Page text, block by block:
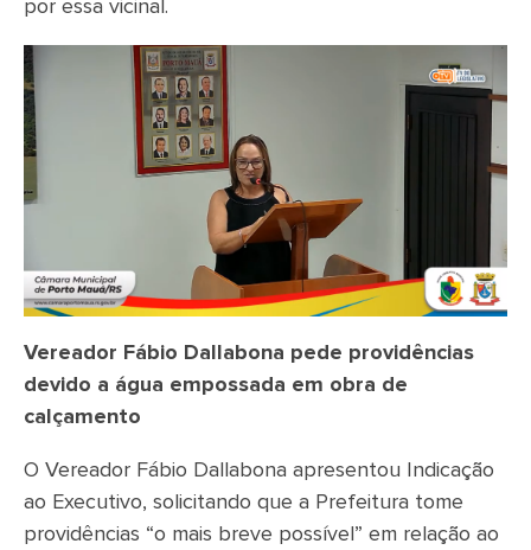
por essa vicinal.
Vereador Fábio Dallabona pede providências
devido a água empossada em obra de
calçamento
O Vereador Fábio Dallabona apresentou Indicação
ao Executivo, solicitando que a Prefeitura tome
providências “o mais breve possível” em relação ao